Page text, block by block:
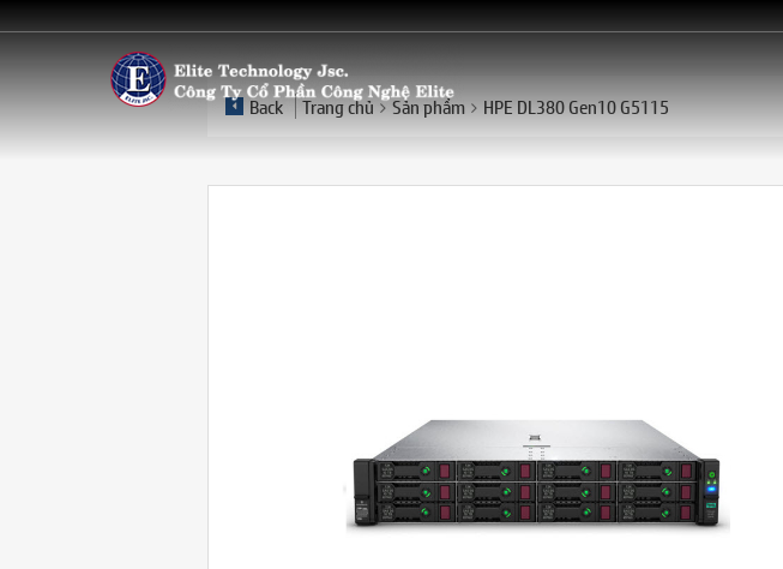
Back Trang chủ Sản phẩm HPE DL380 Gen10 G5115